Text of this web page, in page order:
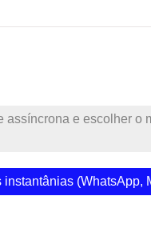
e escolher o
(WhatsApp,